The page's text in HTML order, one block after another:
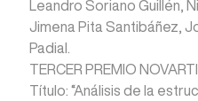
Leandro Soriano Guillén,
Jimena Pita Santibáñez,
Padial.
TERCER PREMIO
Título: “Análisis de la